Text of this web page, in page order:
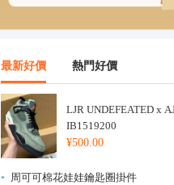
最新好價 熱門好價
LJR UNDEFEATED x
IB1519200
¥500.00
周可可棉花娃娃鑰匙圈掛件